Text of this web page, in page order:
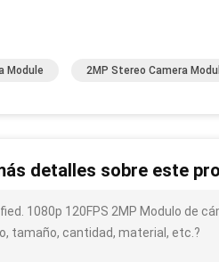
Module 2MP Stereo Camera
detalles sobre este
1080p 120FPS 2MP Modulo de
tamaño, cantidad, material, etc.?